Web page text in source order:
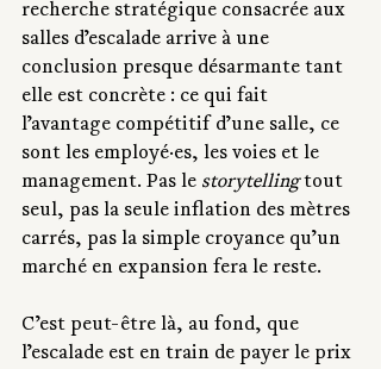
recherche stratégique consacrée aux
salles d’escalade arrive à une
conclusion presque désarmante tant
elle est concrète : ce qui fait
l’avantage compétitif d’une salle, ce
sont les employé·es, les voies et le
management. Pas le storytelling tout
seul, pas la seule inflation des mètres
carrés, pas la simple croyance qu’un
marché en expansion fera le reste.
C’est peut-être là, au fond, que
l’escalade est en train de payer le prix